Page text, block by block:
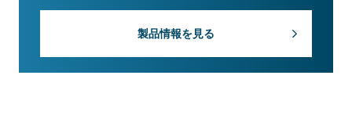
製品情報を見る